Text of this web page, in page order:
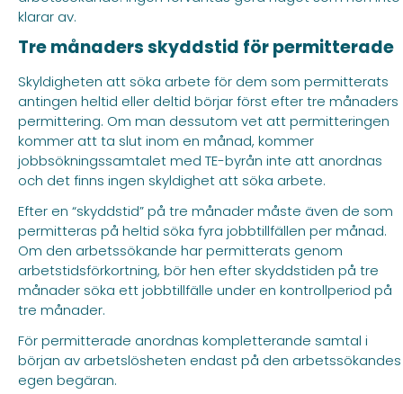
klarar av.
Tre månaders skyddstid för permitterade
Skyldigheten att söka arbete för dem som permitterats
antingen heltid eller deltid börjar först efter tre månaders
permittering. Om man dessutom vet att permitteringen
kommer att ta slut inom en månad, kommer
jobbsökningssamtalet med TE-byrån inte att anordnas
och det finns ingen skyldighet att söka arbete.
Efter en “skyddstid” på tre månader måste även de som
permitteras på heltid söka fyra jobbtillfällen per månad.
Om den arbetssökande har permitterats genom
arbetstidsförkortning, bör hen efter skyddstiden på tre
månader söka ett jobbtillfälle under en kontrollperiod på
tre månader.
För permitterade anordnas kompletterande samtal i
början av arbetslösheten endast på den arbetssökandes
egen begäran.